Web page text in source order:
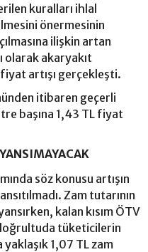
kuralları ihlal
önermesinin
ilişkin artan
olarak akaryakıt
artışı gerçekleşti.
itibaren geçerli
başına 1,43 TL fiyat
söz konusu artışın
Zam tutarının
kalan kısım ÖTV
tüketicilerin
1,07 TL zam